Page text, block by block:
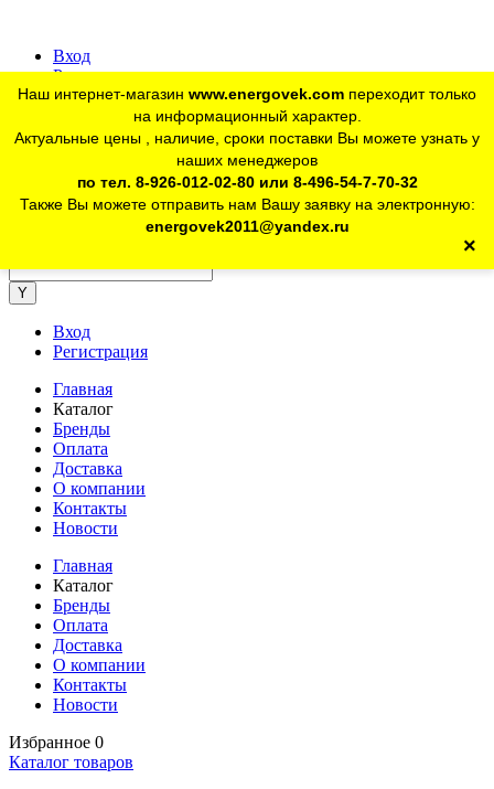
Вход
Регистрация
Для юр. лиц:+7 (926) 012-02-80
telegram Розничный магазин:+7 (925) 902-46-10
Наш интернет-магазин www.energovek.com переходит только
на информационный характер.
Актуальные цены , наличие, сроки поставки Вы можете узнать у
наших менеджеров
по тел. 8-926-012-02-80 или 8-496-54-7-70-32
Также Вы можете отправить нам Вашу заявку на электронную:
energovek2011@yandex.ru
×
Вход
Регистрация
Главная
Каталог
Бренды
Оплата
Доставка
О компании
Контакты
Новости
Главная
Каталог
Бренды
Оплата
Доставка
О компании
Контакты
Новости
Избранное 0
Каталог товаров